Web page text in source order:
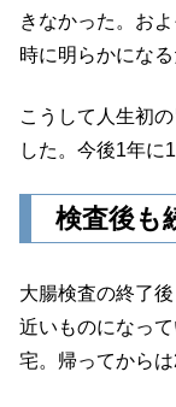
きなかった。お
時に明らかになる
こうして人生初
した。今後1年に
検査後も
大腸検査の終了
近いものになっ
宅。帰ってからは